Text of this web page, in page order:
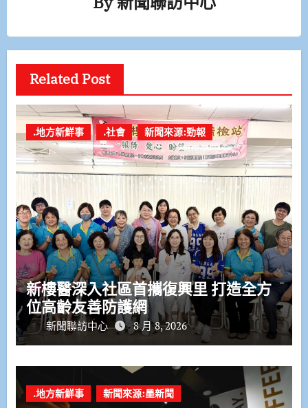
Related Post
.地方新鮮事 .社會 新聞來源:勁報
新樓醫深入社區首攜復興里 打造全方
位高齡友善防護網
新聞聯訪中心 8 月 8, 2026
.地方新鮮事 新聞來源:墨新聞